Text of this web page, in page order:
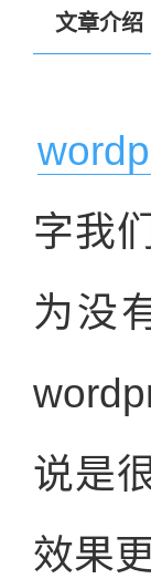
文章介绍
字我
为没
说是
效果